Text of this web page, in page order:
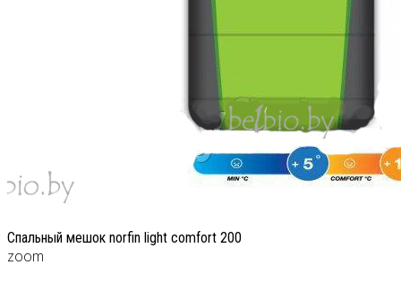
Спальный мешок norfin light comfort 200
zoom